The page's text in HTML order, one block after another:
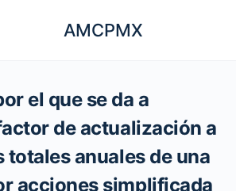
AMCPMX
el que se da a
de actualización a
totales anuales de una
acciones simplificada